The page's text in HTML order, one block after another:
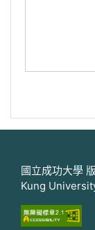
國立成功大學
Kung